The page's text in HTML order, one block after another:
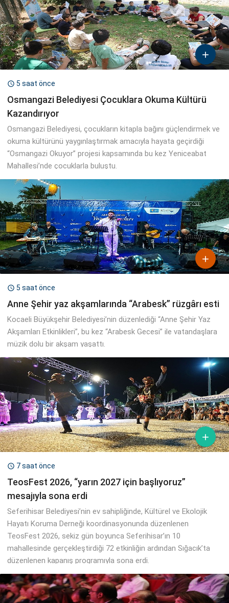

 5 saat önce
Osmangazi Belediyesi Çocuklara Okuma Kültürü
Kazandırıyor
Osmangazi Belediyesi, çocukların kitapla bağını güçlendirmek ve
okuma kültürünü yaygınlaştırmak amacıyla hayata geçirdiği
“Osmangazi Okuyor” projesi kapsamında bu kez Yeniceabat
Mahallesi’nde çocuklarla buluştu.

 5 saat önce
Anne Şehir yaz akşamlarında “Arabesk” rüzgârı esti
Kocaeli Büyükşehir Belediyesi’nin düzenlediği “Anne Şehir Yaz
Akşamları Etkinlikleri”, bu kez “Arabesk Gecesi” ile vatandaşlara
müzik dolu bir akşam yaşattı.

 7 saat önce
TeosFest 2026, “yarın 2027 için başlıyoruz”
mesajıyla sona erdi
Seferihisar Belediyesi’nin ev sahipliğinde, Kültürel ve Ekolojik
Hayatı Koruma Derneği koordinasyonunda düzenlenen
TeosFest 2026, sekiz gün boyunca Seferihisar’ın 10
mahallesinde gerçekleştirdiği 72 etkinliğin ardından Sığacık’ta
düzenlenen kapanış programıyla sona erdi.